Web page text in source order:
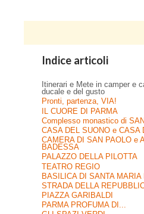
Indice articoli
Itinerari e Mete in camper e
ducale e del gusto
Pronti, partenza, VIA!
IL CUORE DI PARMA
Complesso monastico di
CASA DEL SUONO e CASA
CAMERA DI SAN PAOLO e
BADESSA
PALAZZO DELLA PILOTTA
TEATRO REGIO
BASILICA DI SANTA MARIA
STRADA DELLA
PIAZZA GARIBALDI
PARMA PROFUMA DI...